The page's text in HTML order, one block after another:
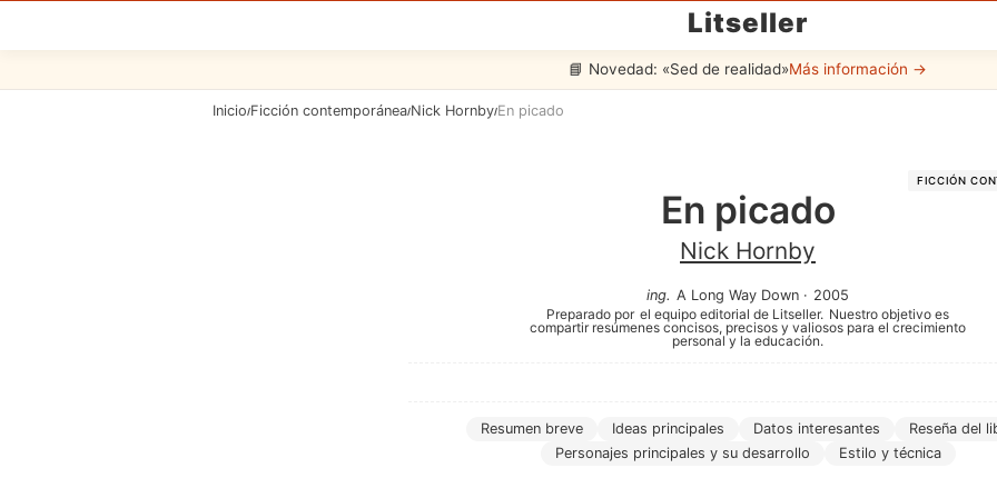
Litseller
📘 Novedad: «Sed de realidad»Más información →
Inicio/Ficción contemporánea/Nick Hornby/En picado
FICCIÓN
En picado
Nick Hornby
ing. A Long Way Down · 2005
Preparado por el equipo editorial de Litseller. Nuestro objetivo es
compartir resúmenes concisos, precisos y valiosos para el crecimiento
personal y la educación.
Resumen breve Ideas principales Datos interesantes
Reseña del
Personajes principales y su desarrollo
Estilo y técnica